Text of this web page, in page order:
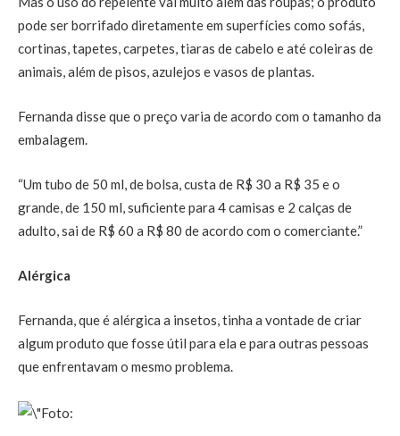
pode ser borrifado diretamente em superfícies como sofás,
cortinas, tapetes, carpetes, tiaras de cabelo e até coleiras de
animais, além de pisos, azulejos e vasos de plantas.
Fernanda disse que o preço varia de acordo com o tamanho da
embalagem.
“Um tubo de 50 ml, de bolsa, custa de R$ 30 a R$ 35 e o
grande, de 150 ml, suficiente para 4 camisas e 2 calças de
adulto, sai de R$ 60 a R$ 80 de acordo com o comerciante.”
Alérgica
Fernanda, que é alérgica a insetos, tinha a vontade de criar
algum produto que fosse útil para ela e para outras pessoas
que enfrentavam o mesmo problema.